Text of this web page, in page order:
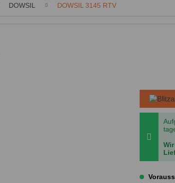
DOWSIL DOWSIL 3145 RTV